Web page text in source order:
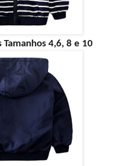
Tamanhos 4,6, 8 e 10